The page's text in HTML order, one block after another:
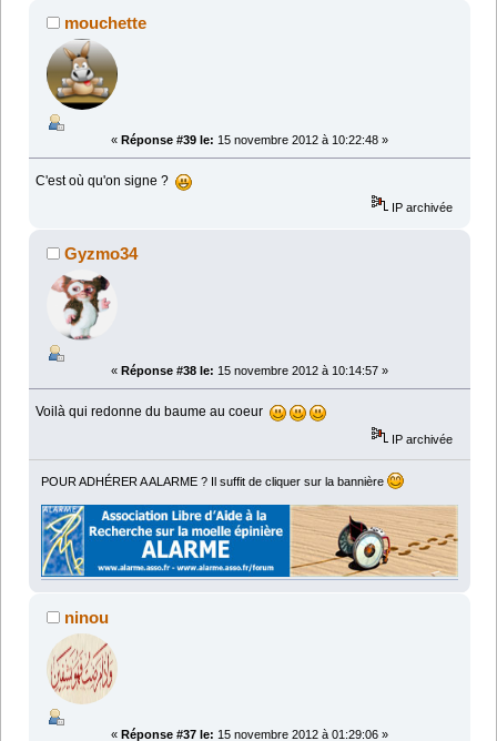
mouchette
« Réponse #39 le: 15 novembre 2012 à 10:22:48 »
C'est où qu'on signe ?
IP archivée
Gyzmo34
« Réponse #38 le: 15 novembre 2012 à 10:14:57 »
Voilà qui redonne du baume au coeur
IP archivée
POUR ADHÉRER A ALARME ? Il suffit de cliquer sur la bannière
ninou
« Réponse #37 le: 15 novembre 2012 à 01:29:06 »